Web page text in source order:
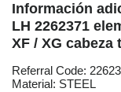
Información
LH 2262371
XF / XG cabeza
Referral Code:
Material: STEEL